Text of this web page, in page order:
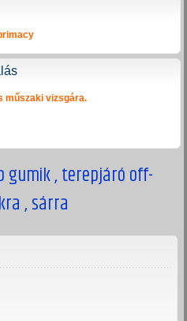
műszaki vizsgára.
gumik , terepjáró off-
, sárra